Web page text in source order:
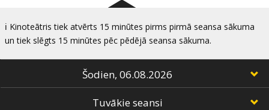
Ziņas
ℹ️ Kinoteātris tiek atvērts 15 minūtes pirms pirmā seansa sākuma
un tiek slēgts 15 minūtes pēc pēdējā seansa sākuma.